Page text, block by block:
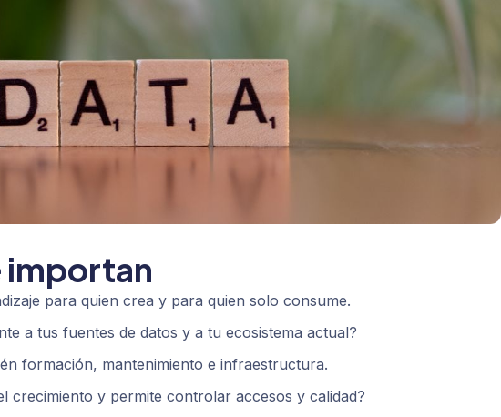
importan
para quien crea y para quien solo consume.
a tus fuentes de datos y a tu ecosistema actual?
formación, mantenimiento e infraestructura.
crecimiento y permite controlar accesos y calidad?